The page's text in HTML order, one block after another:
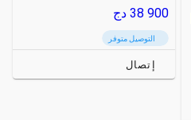
38 900 دج
التوصيل متوفر
إتصال